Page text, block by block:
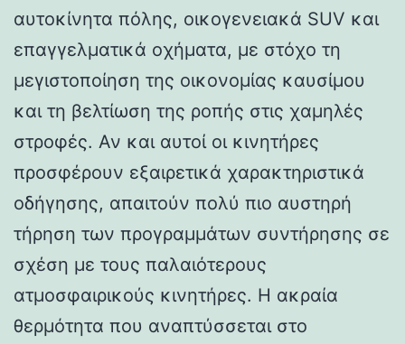
αυτοκίνητα πόλης, οικογενειακά SUV και
επαγγελματικά οχήματα, με στόχο τη
μεγιστοποίηση της οικονομίας καυσίμου
και τη βελτίωση της ροπής στις χαμηλές
στροφές. Αν και αυτοί οι κινητήρες
προσφέρουν εξαιρετικά χαρακτηριστικά
οδήγησης, απαιτούν πολύ πιο αυστηρή
τήρηση των προγραμμάτων συντήρησης σε
σχέση με τους παλαιότερους
ατμοσφαιρικούς κινητήρες. Η ακραία
θερμότητα που αναπτύσσεται στο